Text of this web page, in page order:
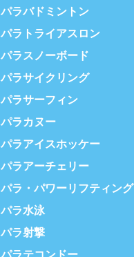
パラバドミントン
パラトライアスロン
パラスノーボード
パラサイクリング
パラサーフィン
パラカヌー
パラアイスホッケー
パラアーチェリー
パラ・パワーリフティング
パラ水泳
パラ射撃